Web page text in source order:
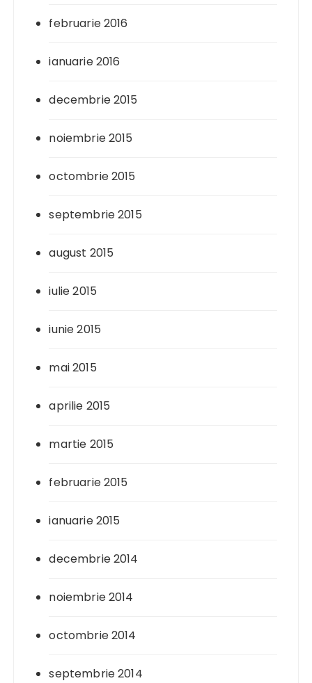
februarie 2016
ianuarie 2016
decembrie 2015
noiembrie 2015
octombrie 2015
septembrie 2015
august 2015
iulie 2015
iunie 2015
mai 2015
aprilie 2015
martie 2015
februarie 2015
ianuarie 2015
decembrie 2014
noiembrie 2014
octombrie 2014
septembrie 2014